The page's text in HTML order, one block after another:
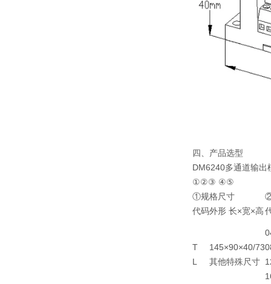
四、产品选型
DM6240多通道输
①②③ ④⑤
①规格尺寸
代码外形 长×宽×高
T
L
145×90×40/73
其他特殊尺寸